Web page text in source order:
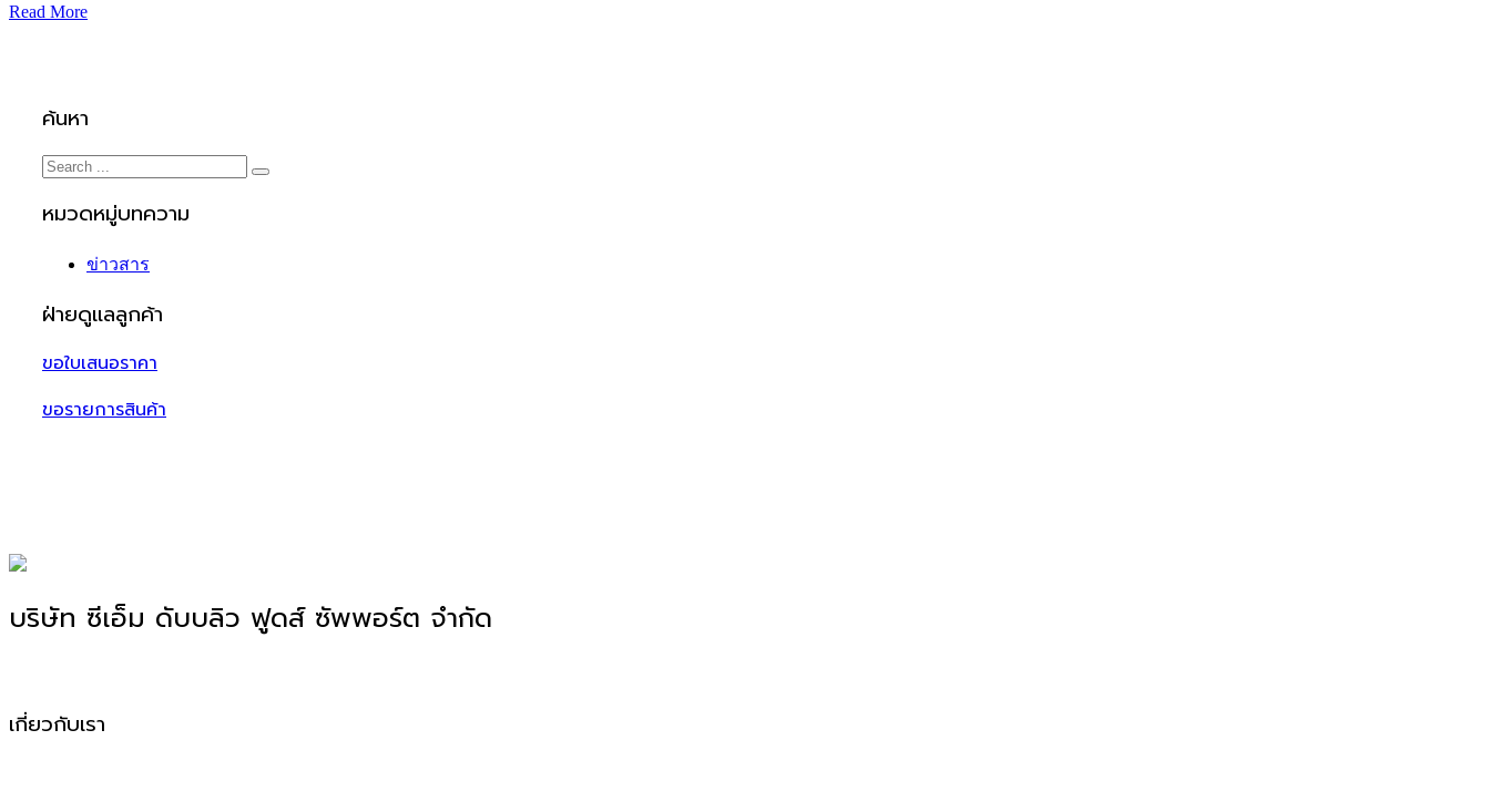
Read More
ค้นหา
หมวดหมู่บทความ
ข่าวสาร
ฝ่ายดูแลลูกค้า
ขอใบเสนอราคา
ขอรายการสินค้า
บริษัท ซีเอ็ม ดับบลิว ฟูดส์ ซัพพอร์ต จำกัด
เกี่ยวกับเรา